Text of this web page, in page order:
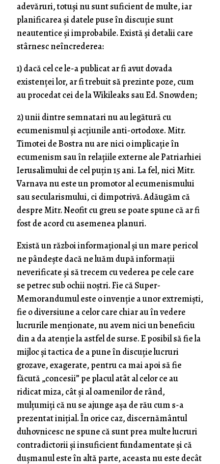
adevăruri, totuși nu sunt suficient de multe, iar
planificarea și datele puse în discuție sunt
neautentice și improbabile. Există și detalii care
stârnesc neîncrederea:
1) dacă cel ce le-a publicat ar fi avut dovada
existenței lor, ar fi trebuit să prezinte poze, cum
au procedat cei de la Wikileaks sau Ed. Snowden;
2) unii dintre semnatari nu au legătură cu
ecumenismul și acțiunile anti-ortodoxe. Mitr.
Timotei de Bostra nu are nici o implicație în
ecumenism sau în relațiile externe ale Patriarhiei
Ierusalimului de cel puțin 15 ani. La fel, nici Mitr.
Varnava nu este un promotor al ecumenismului
sau secularismului, ci dimpotrivă. Adăugăm că
despre Mitr. Neofit cu greu se poate spune că ar fi
fost de acord cu asemenea planuri.
Există un război informațional și un mare pericol
ne pândește dacă ne luăm după informații
neverificate și să trecem cu vederea pe cele care
se petrec sub ochii noștri. Fie că Super-
Memorandumul este o invenție a unor extremiști,
fie o diversiune a celor care chiar au în vedere
lucrurile menționate, nu avem nici un beneficiu
din a da atenție la astfel de surse. E posibil să fie la
mijloc și tactica de a pune în discuție lucruri
grozave, exagerate, pentru ca mai apoi să fie
făcută „concesii” pe placul atât al celor ce au
ridicat miza, cât și al oamenilor de rând,
mulțumiți că nu se ajunge așa de rău cum s-a
prezentat inițial. În orice caz, discernământul
duhovnicesc ne spune că sunt prea multe lucruri
contradictorii și insuficient fundamentate și că
dușmanul este în altă parte, aceasta nu este decât